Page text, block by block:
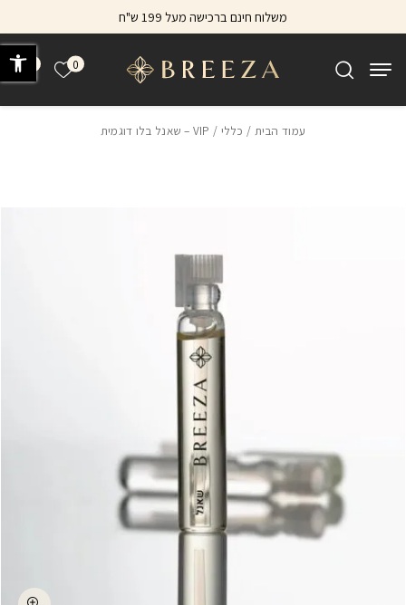
משלוח חינם ברכישה מעל 199 ש"ח
0 הרשימה
עמוד הבית / כללי / VIP – שאנל בלו דוגמית